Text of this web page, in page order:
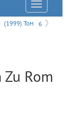
Отваряне
на
(1999) Том
6
Rom